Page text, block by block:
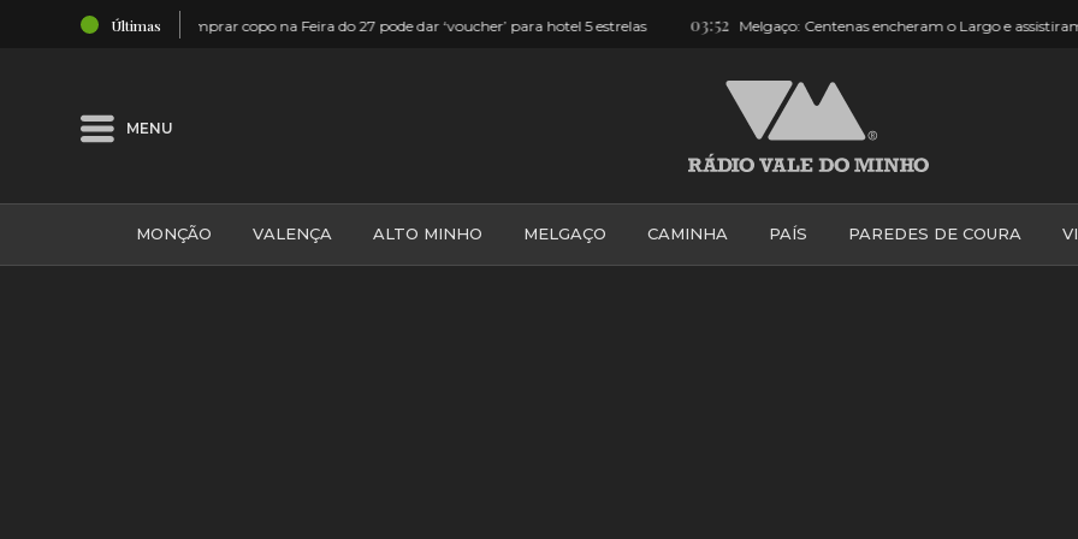
Últimas
para hotel 5 estrelas 03:52 Melgaço: Centenas encheram o Largo e assistiram a desfile de moda [FOTOS e VÍDEOS] 19:26 Monção: Andavam
MENU
MONÇÃO VALENÇA ALTO MINHO MELGAÇO CAMINHA PAÍS PAREDES DE COURA